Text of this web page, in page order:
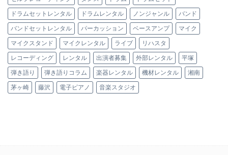
ドラムセットレンタル ドラムレンタル ノンジャンル バンド
バンドセットレンタル パーカッション ベースアンプ マイク
マイクスタンド マイクレンタル ライブ リハスタ
レコーディング レンタル 出演者募集 外部レンタル 平塚
弾き語り 弾き語りコラム 楽器レンタル 機材レンタル 湘南
茅ヶ崎 藤沢 電子ピアノ 音楽スタジオ